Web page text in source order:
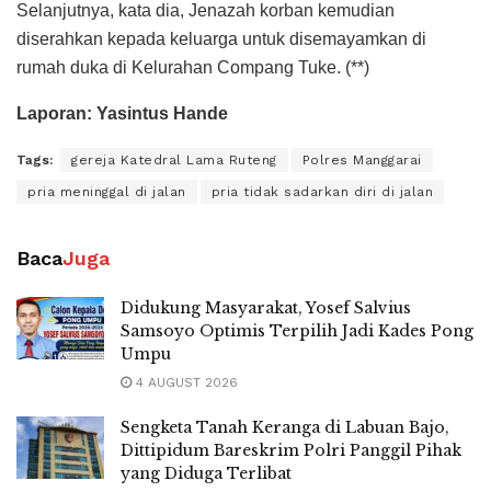
Selanjutnya, kata dia, Jenazah korban kemudian
diserahkan kepada keluarga untuk disemayamkan di
rumah duka di Kelurahan Compang Tuke. (**)
Laporan: Yasintus Hande
Tags: gereja Katedral Lama Ruteng Polres Manggarai
pria meninggal di jalan pria tidak sadarkan diri di jalan
BacaJuga
Didukung Masyarakat, Yosef Salvius
Samsoyo Optimis Terpilih Jadi Kades Pong
Umpu
4 AUGUST 2026
Sengketa Tanah Keranga di Labuan Bajo,
Dittipidum Bareskrim Polri Panggil Pihak
yang Diduga Terlibat